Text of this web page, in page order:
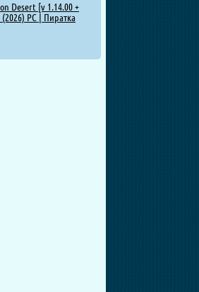
Desert [v 1.14.00 +
(2026) PC | Пиратка